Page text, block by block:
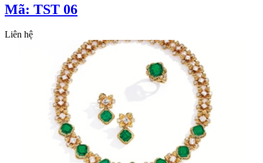
Mã: TST 06
Liên hệ